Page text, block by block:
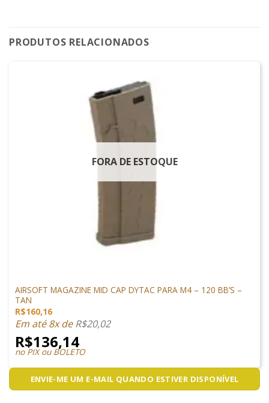
PRODUTOS RELACIONADOS
FORA DE ESTOQUE
AIRSOFT MAGAZINE MID CAP DYTAC PARA M4 – 120 BB’S –
TAN
R$160,16
Em até 8x deR$20,02
R$136,14
no PIX ou BOLETO
ENVIE-ME UM E-MAIL QUANDO ESTIVER DISPONÍVEL